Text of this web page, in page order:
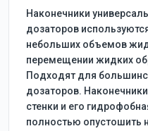
Наконечники
дозаторов
небольших объемов
перемещении жидких
Подходят для
дозаторов.
стенки и его
полностью опустошить